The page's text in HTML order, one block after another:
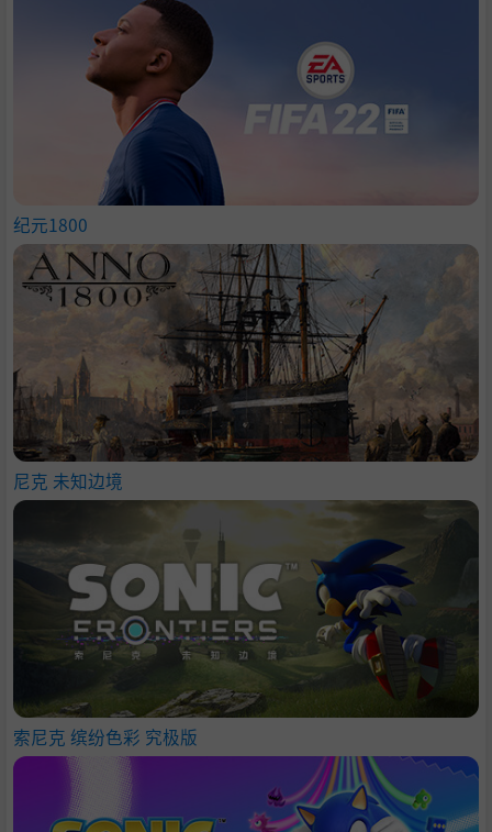
纪元1800
尼克 未知边境
索尼克 缤纷色彩 究极版